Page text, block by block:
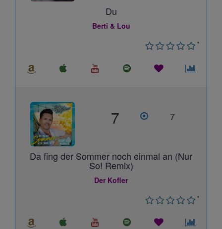
Du
Berti & Lou
*
7 7
Da fing der Sommer noch einmal an (Nur
So! Remix)
Der Kofler
*